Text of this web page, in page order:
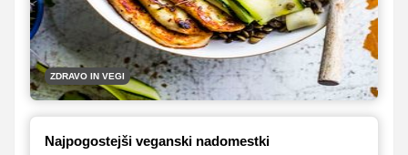
izbranih živil različnih prehranskih skupin.
ZDRAVO IN VEGI
Najpogostejši veganski nadomestki